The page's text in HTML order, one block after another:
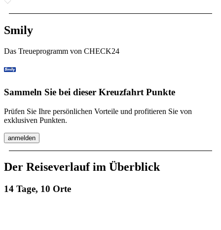
Smily
Das Treueprogramm von CHECK24
Sammeln Sie bei dieser Kreuzfahrt Punkte
Prüfen Sie Ihre persönlichen Vorteile und profitieren Sie von
exklusiven Punkten.
anmelden
Der Reiseverlauf im Überblick
14 Tage, 10 Orte